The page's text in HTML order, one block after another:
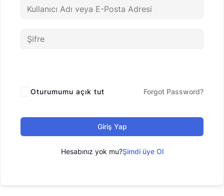
Oturumumu açık tut Forgot Password?
Giriş Yap
Hesabınız yok mu?Şimdi üye Ol